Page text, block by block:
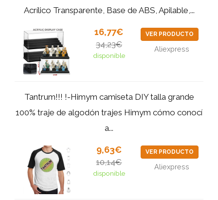
Acrílico Transparente, Base de ABS, Apilable,...
16,77€
34,23€
disponible
VER PRODUCTO
Aliexpress
Tantrum!!! !-Himym camiseta DIY talla grande
100% traje de algodón trajes Himym cómo conocí
a...
9,63€
10,14€
disponible
VER PRODUCTO
Aliexpress